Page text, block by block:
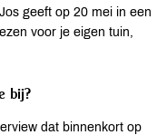
geeft op 20 mei in een
voor je eigen tuin,
bij?
dat binnenkort op